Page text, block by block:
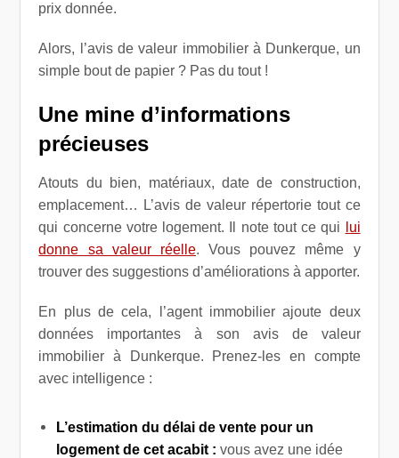
prix donnée.
Alors, l’avis de valeur immobilier à Dunkerque, un
simple bout de papier ? Pas du tout !
Une mine d’informations
précieuses
Atouts du bien, matériaux, date de construction,
emplacement… L’avis de valeur répertorie tout ce
qui concerne votre logement. Il note tout ce qui
lui
donne sa valeur réelle. Vous pouvez même y
trouver des suggestions d’améliorations à apporter.
En plus de cela, l’agent immobilier ajoute deux
données importantes à son avis de valeur
immobilier à Dunkerque. Prenez-les en compte
avec intelligence :
L’estimation du délai de vente pour un
logement de cet acabit : vous avez une idée